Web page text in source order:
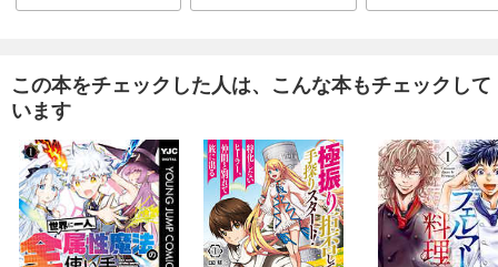
弱虫ペダル 67
試し読み
あらすじを表示する
弱虫ペダル 68
この本をチェックした人は、こんな本もチェックして
います